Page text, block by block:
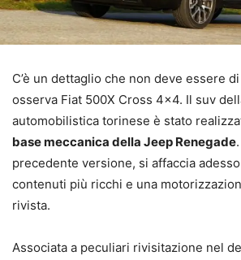
C’è un dettaglio che non deve essere
osserva Fiat 500X Cross 4×4. Il suv
automobilistica torinese è stato
base meccanica della Jeep Renegade
precedente versione, si affaccia
contenuti più ricchi e una
rivista.
Associata a peculiari rivisitazione nel